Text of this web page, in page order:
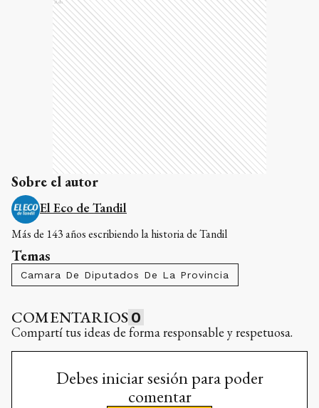
Sobre el autor
El Eco de Tandil
Más de 143 años escribiendo la historia de Tandil
Temas
Camara De Diputados De La Provincia
COMENTARIOS 0
Compartí tus ideas de forma responsable y respetuosa.
Debes iniciar sesión para poder
comentar